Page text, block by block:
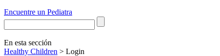
Encuentre un Pediatra
En esta sección
Healthy Children > Login